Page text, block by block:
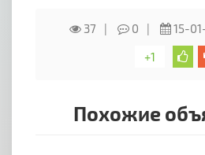
Полный пакет инструментов
natasha.araonova@yandex.ru
37 0
15-
+1
Похожие